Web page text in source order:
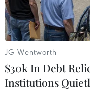
JG Wentworth
$30k In Debt
Institutions